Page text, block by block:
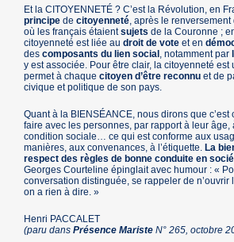
Et laCITOYENNETÉ ? C’est la Révolution, en
principe decitoyenneté, après le renversement
où les français étaientsujets de la Couronne ;
citoyenneté est liée audroit de voteet en
descomposants du lien social , notamment par
y est associée. Pour être clair, la citoyenneté est
permet à chaquecitoyen d’être reconnuet de
civique et politique de son pays.
Quant à la BIENSÉANCE, nous dirons que c’est
faire avec les personnes, par rapport à leur âge,
condition sociale… ce qui est conforme aux
manières, aux convenances, à l’étiquette. La
respect des règles de bonne conduite en
Georges Courteline épinglait avec humour : «
conversation distinguée, se rappeler de n’ouvrir
on a rien à dire. »
Henri PACCALET
(paru dansPrésence MaristeN° 265, octobre